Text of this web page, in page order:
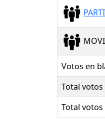
Votos en
Total votos
Total